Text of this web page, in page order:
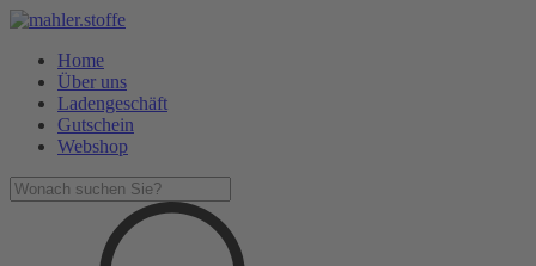
Home
Über uns
Ladengeschäft
Gutschein
Webshop